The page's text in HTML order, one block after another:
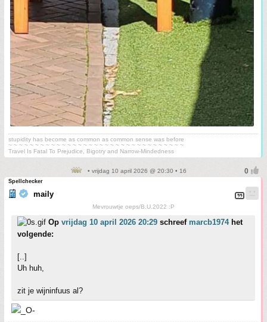
stupidity has become as common as common sense was before
~ ~ ~ ~ ~ ~ ~ ~ ~ ~ ~ ~ ~ ~ ~ ~ ~ ~ ~ ~ ~ ~ ~ ~ ~ ~ ~ ~ ~ ~ ~ ~ ~
Travel Is Fatal To Prejudice, Bigotry and Narrow-Mindedness
• vrijdag 10 april 2026 @ 20:30 • 16
Spellchecker
maily
Mevrouwtje oeps/B.U.2022 :P
Op vrijdag 10 april 2026 20:29 schreef marcb1974het
volgende:
[..]
Uh huh,
zit je wijninfuus al?